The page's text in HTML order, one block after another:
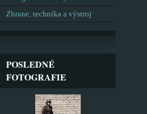
Zbrane, technika a výstroj
POSLEDNÉ
FOTOGRAFIE